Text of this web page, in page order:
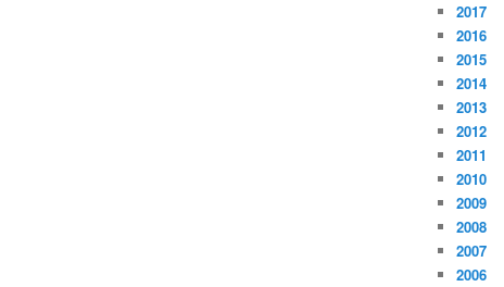
2017
2016
2015
2014
2013
2012
2011
2010
2009
2008
2007
2006